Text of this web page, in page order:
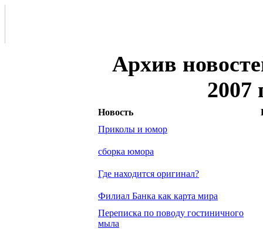
Архив
2007
Новость
Приколы и юмор
сборка юмора
Где находится оригинал?
Филиал Банка как карта мира
Переписка по поводу гостиничного
мыла